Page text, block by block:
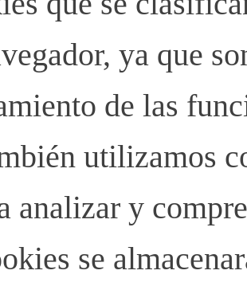
ya que
de las
utilizamos
analizar y
se